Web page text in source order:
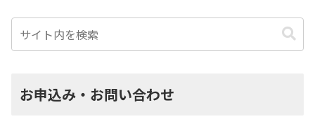
お申込み・お問い合わせ